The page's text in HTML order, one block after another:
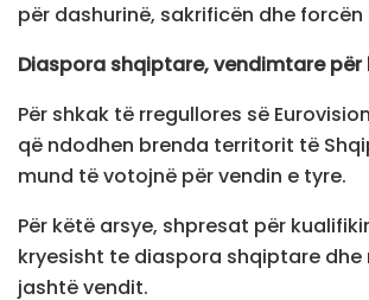
për dashurinë, sakrificën dhe forcën
Diaspora shqiptare, vendimtare për
Për shkak të rregullores së
që ndodhen brenda territorit të
mund të votojnë për vendin e tyre.
Për këtë arsye, shpresat për
kryesisht te diaspora shqiptare
jashtë vendit.